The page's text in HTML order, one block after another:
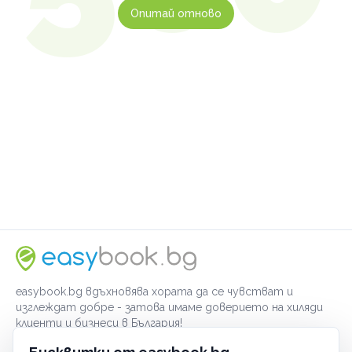
Опитай отново
easybook.bg вдъхновява хората да се чувстват и
изглеждат добре - затова имаме доверието на хиляди
клиенти и бизнеси в България!